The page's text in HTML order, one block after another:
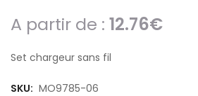
A partir de : 12.76€
Set chargeur sans fil
SKU: MO9785-06